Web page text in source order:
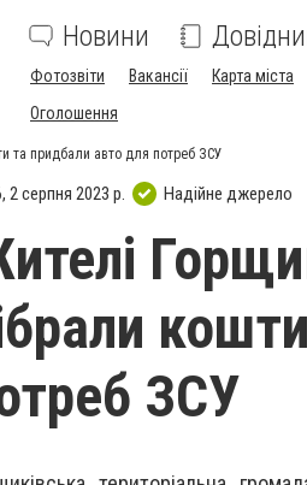
Новини
Фотозвіти Вакансії Карта міста
Оголошення
та придбали авто для потреб ЗСУ
2 серпня 2023 р. Надійне джерело
ЗСУ